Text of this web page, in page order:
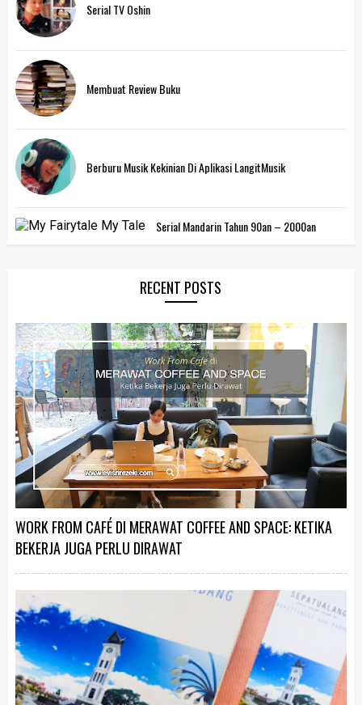
Serial TV Oshin
Membuat Review Buku
Berburu Musik Kekinian Di Aplikasi LangitMusik
Serial Mandarin Tahun 90an – 2000an
RECENT POSTS
WORK FROM CAFÉ DI MERAWAT COFFEE AND SPACE: KETIKA
BEKERJA JUGA PERLU DIRAWAT